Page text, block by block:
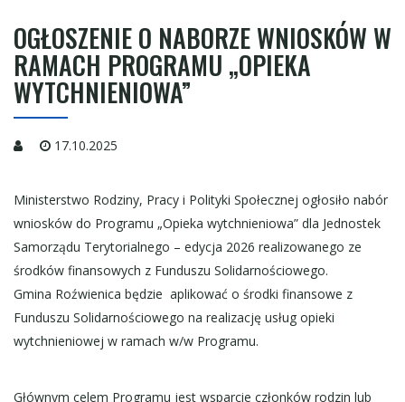
OGŁOSZENIE O NABORZE WNIOSKÓW W
RAMACH PROGRAMU „OPIEKA
WYTCHNIENIOWA”
17.10.2025
Ministerstwo Rodziny, Pracy i Polityki Społecznej ogłosiło nabór
wniosków do Programu „Opieka wytchnieniowa” dla Jednostek
Samorządu Terytorialnego – edycja 2026 realizowanego ze
środków finansowych z Funduszu Solidarnościowego.
Gmina Roźwienica będzie aplikować o środki finansowe z
Funduszu Solidarnościowego na realizację usług opieki
wytchnieniowej w ramach w/w Programu.
Głównym celem Programu jest wsparcie członków rodzin lub